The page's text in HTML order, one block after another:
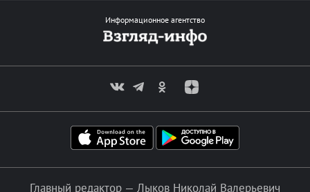
Информационное агентство
Главный редактор — Лыков Николай Валерьевич